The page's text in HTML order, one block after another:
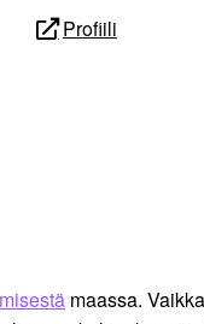
Profiili
maassa.